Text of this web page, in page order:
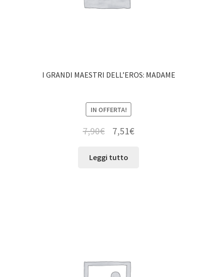
I GRANDI MAESTRI DELL’EROS: MADAME
IN OFFERTA!
7,90€ 7,51€
Leggi tutto